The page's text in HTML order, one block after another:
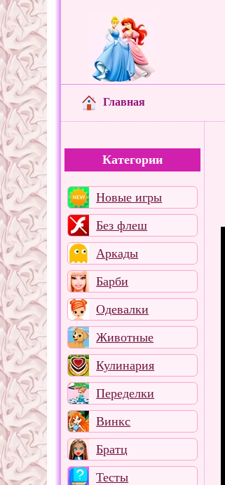
Главная
Категории
Новые игры
Без флеш
Аркады
Барби
Одевалки
Животные
Кулинария
Переделки
Винкс
Братц
Тесты